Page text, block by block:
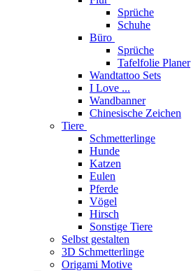
Sprüche
Schuhe
Büro
Sprüche
Tafelfolie Planer
Wandtattoo Sets
I Love ...
Wandbanner
Chinesische Zeichen
Tiere
Schmetterlinge
Hunde
Katzen
Eulen
Pferde
Vögel
Hirsch
Sonstige Tiere
Selbst gestalten
3D Schmetterlinge
Origami Motive